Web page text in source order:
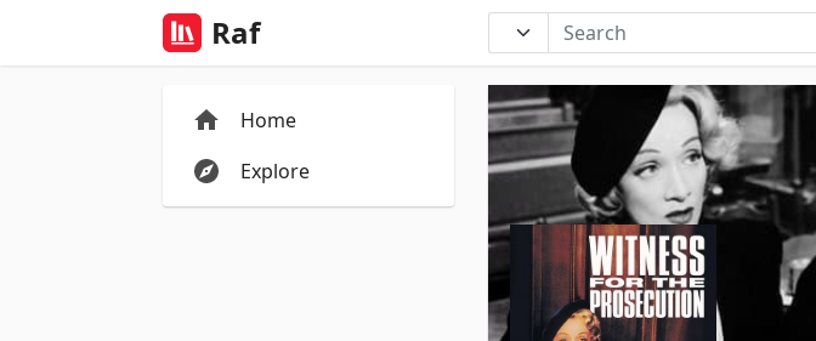
Raf
Home
Explore